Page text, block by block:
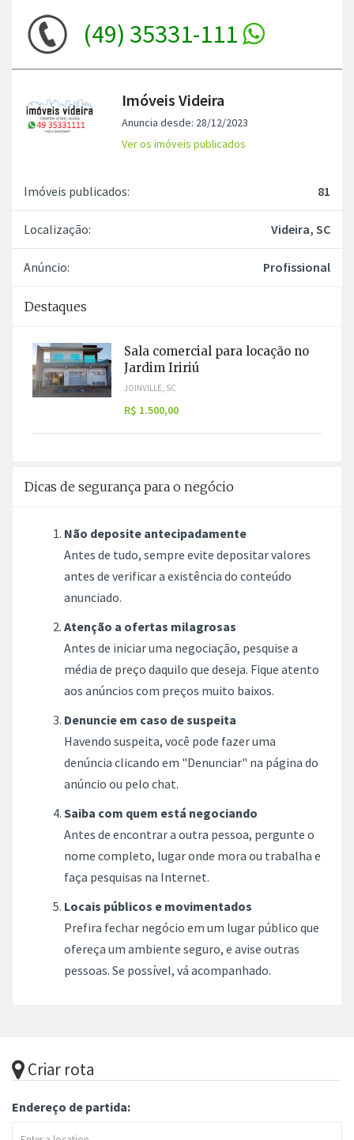
(49) 35331-111
Imóveis Videira
Anuncia desde: 28/12/2023
Ver os imóveis publicados
Imóveis publicados: 81
Localização: Videira, SC
Anúncio: Profissional
Destaques
Sala comercial para locação no
Jardim Iririú
JOINVILLE, SC
R$ 1.500,00
Dicas de segurança para o negócio
Não deposite antecipadamente
Antes de tudo, sempre evite depositar valores
antes de verificar a existência do conteúdo
anunciado.
Atenção a ofertas milagrosas
Antes de iniciar uma negociação, pesquise a
média de preço daquilo que deseja. Fique atento
aos anúncios com preços muito baixos.
Denuncie em caso de suspeita
Havendo suspeita, você pode fazer uma
denúncia clicando em "Denunciar" na página do
anúncio ou pelo chat.
Saiba com quem está negociando
Antes de encontrar a outra pessoa, pergunte o
nome completo, lugar onde mora ou trabalha e
faça pesquisas na Internet.
Locais públicos e movimentados
Prefira fechar negócio em um lugar público que
ofereça um ambiente seguro, e avise outras
pessoas. Se possível, vá acompanhado.
Criar rota
Endereço de partida: